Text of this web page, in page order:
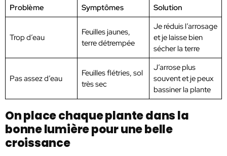
Problème Symptômes Solution
Trop d’eau
Feuilles jaunes,
terre détrempée
Je réduis l’arrosage
et je laisse bien
sécher la terre
Pas assez d’eau
Feuilles flétries, sol
très sec
J’arrose plus
souvent et je peux
bassiner la plante
On place chaque plante dans la
bonne lumière pour une belle
croissance